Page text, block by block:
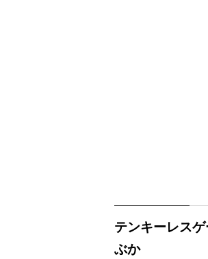
テンキーレス
ぶか